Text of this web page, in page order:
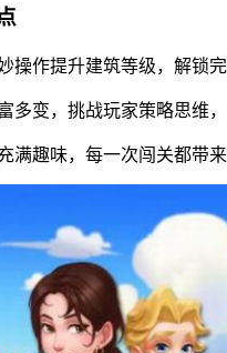
操作提升建筑等级，解锁
多变，挑战玩家策略思维，
满趣味，每一次闯关都带来